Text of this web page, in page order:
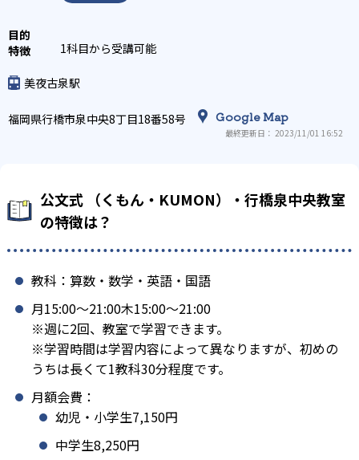
1科目から受講可能
美夜古泉駅
福岡県行橋市泉中央8丁目18番58号 Google Map
最終更新日： 2023/11/01 16:52
公文式 （くもん・KUMON）・行橋泉中央教室
の特徴は？
教科：算数・数学・英語・国語
月15:00〜21:00木15:00〜21:00
※週に2回、教室で学習できます。
※学習時間は学習内容によって異なりますが、初めの
うちは長くて1教科30分程度です。
月額会費：
幼児・小学生7,150円
中学生8,250円